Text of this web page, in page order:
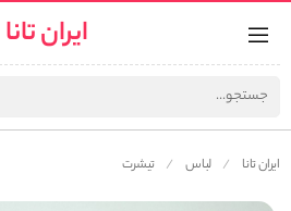
ایران تانا
ایران تانا لباس تیشرت